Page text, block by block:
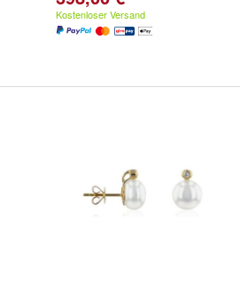
Kostenloser Versand